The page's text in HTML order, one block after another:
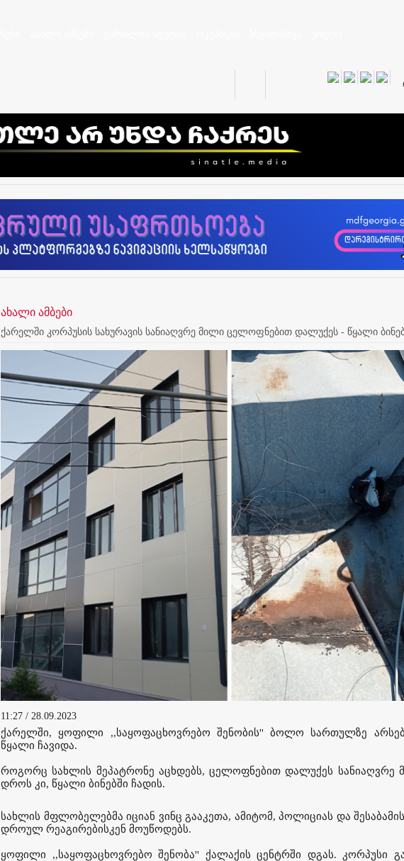
ახალი ამბები
ქარელში კორპუსის სახურავის სანიაღვრე მილი ცელოფნებით დალუქეს - წყალი
11:27 / 28.09.2023
ქარელში, ყოფილი ,,საყოფაცხოვრებო შენობის'' ბოლო სართულზე
წყალი ჩავიდა.
როგორც სახლის მეპატრონე აცხდებს, ცელოფნებით დალუქეს სანიაღვრე
დროს კი, წყალი ბინებში ჩადის.
სახლის მფლობელებმა იციან ვინც გააკეთა, ამიტომ, პოლიციას და
დროულ რეაგირებისკენ მოუწოდებს.
ყოფილი ,,საყოფაცხოვრებო შენობა'' ქალაქის ცენტრში დგას. კორპუსი